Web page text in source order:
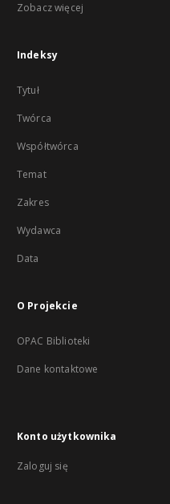
Zobacz więcej
Indeksy
Tytuł
Twórca
Współtwórca
Temat
Zakres
Wydawca
Data
O Projekcie
OPAC Biblioteki
Dane kontaktowe
Konto użytkownika
Zaloguj się